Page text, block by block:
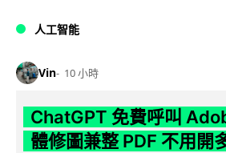
人工智能
Vin 10 小時
ChatGPT 免費呼叫
體修圖兼整 PDF 不用開